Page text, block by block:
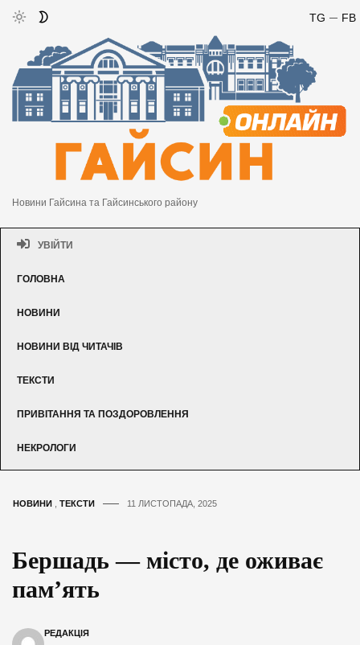
FB
TG
Новини Гайсина та Гайсинського району
УВІЙТИ
ГОЛОВНА
НОВИНИ
НОВИНИ ВІД ЧИТАЧІВ
ТЕКСТИ
ПРИВІТАННЯ ТА ПОЗДОРОВЛЕННЯ
НЕКРОЛОГИ
НОВИНИ ТЕКСТИ 11 ЛИСТОПАДА, 2025
Бершадь — місто, де оживає
пам’ять
РЕДАКЦІЯ